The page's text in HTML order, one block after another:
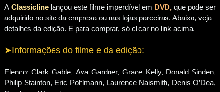
A Classiclinelançou este filme imperdível em DVD,que pode ser
adquirido no site da empresa ou nas lojas parceiras. Abaixo, veja
detalhes da edição. E para comprar, só clicar no link acima.
➤Informações do filme e da edição:
Elenco: Clark Gable, Ava Gardner, Grace Kelly, Donald Sinden,
Philip Stainton, Eric Pohlmann, Laurence Naismith, Denis O’Dea,